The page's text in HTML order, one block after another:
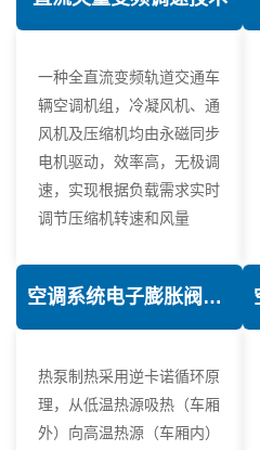
一种全直流变频轨道交通车
辆空调机组，冷凝风机、通
风机及压缩机均由永磁同步
电机驱动，效率高，无极调
速，实现根据负载需求实时
调节压缩机转速和风量
空调系统电子膨胀阀热力学优化技术
热泵制热采用逆卡诺循环原
理，从低温热源吸热（车厢
外）向高温热源（车厢内）